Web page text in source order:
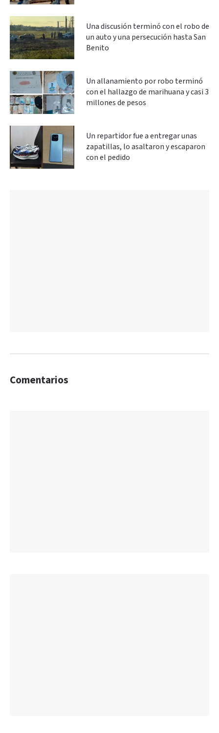
Una discusión terminó con el robo de
un auto y una persecución hasta San
Benito
Un allanamiento por robo terminó
con el hallazgo de marihuana y casi 3
millones de pesos
Un repartidor fue a entregar unas
zapatillas, lo asaltaron y escaparon
con el pedido
Comentarios